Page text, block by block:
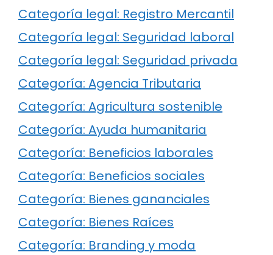
Categoría legal: Registro Mercantil
Categoría legal: Seguridad laboral
Categoría legal: Seguridad privada
Categoría: Agencia Tributaria
Categoría: Agricultura sostenible
Categoría: Ayuda humanitaria
Categoría: Beneficios laborales
Categoría: Beneficios sociales
Categoría: Bienes gananciales
Categoría: Bienes Raíces
Categoría: Branding y moda